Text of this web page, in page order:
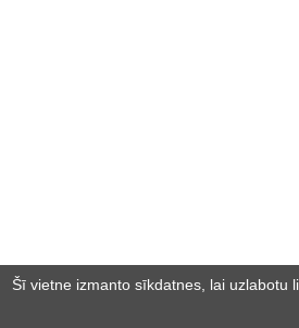
Šī vietne izmanto sīkdatnes, lai uzlabotu